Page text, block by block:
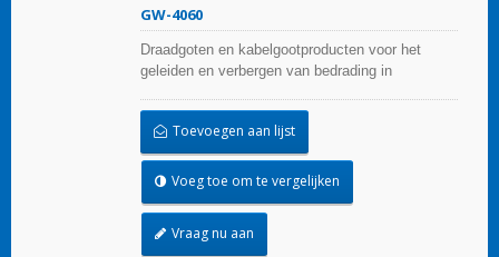
GW-4060
Draadgoten en kabelgootproducten voor het
geleiden en verbergen van bedrading in
configuraties, materialen, maten en kleuren om
aan elke toepassing te voldoen. Kies uit een
breed scala aan accessoires en gereedschappen
voor een gemakkelijke installatie.
Toevoegen aan lijst
Voeg toe om te vergelijken
Vraag nu aan